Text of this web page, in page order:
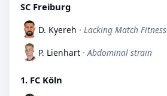
SC Freiburg
D. Kyereh · Lacking Match Fitness
P. Lienhart · Abdominal strain
1. FC Köln